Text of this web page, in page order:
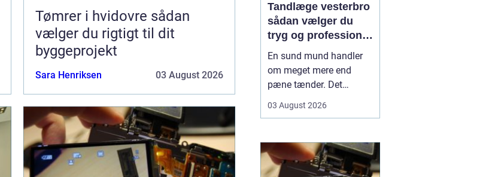
Tømrer i hvidovre sådan
vælger du rigtigt til dit
byggeprojekt
Sara Henriksen 03 August 2026
Tandlæge vesterbro
sådan vælger du
tryg og professionel
tandpleje
En sund mund handler
om meget mere end
pæne tænder. Det
hverdag, din selvtillid og
duleder efter tandlæge
vesterbro, møder du
derfor mange
03 August 2026